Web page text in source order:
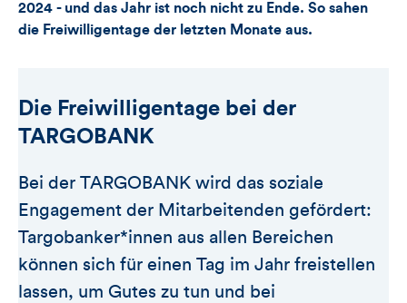
2024 - und das Jahr ist noch nicht zu Ende. So sahen
die Freiwilligentage der letzten Monate aus.
Die Freiwilligentage bei der
TARGOBANK
Bei der TARGOBANK wird das soziale
Engagement der Mitarbeitenden gefördert:
Targobanker*innen aus allen Bereichen
können sich für einen Tag im Jahr freistellen
lassen, um Gutes zu tun und bei